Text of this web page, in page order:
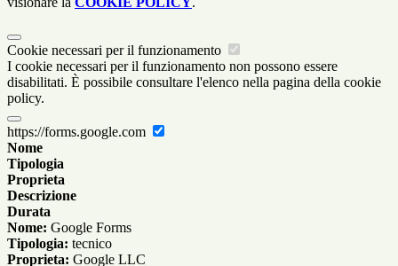
Cookie necessari per il funzionamento
I cookie necessari per il funzionamento non possono essere
disabilitati. È possibile consultare l'elenco nella pagina della cookie
policy.
https://forms.google.com
Nome
Tipologia
Proprieta
Descrizione
Durata
Nome: Google Forms
Tipologia: tecnico
Proprieta: Google LLC